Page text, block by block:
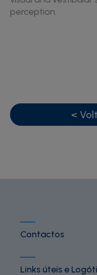
perception.
<
Contactos
Links úteis e